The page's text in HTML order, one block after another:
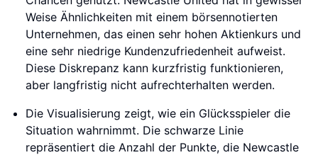
Weise Ähnlichkeiten mit einem börsennotierten
Unternehmen, das einen sehr hohen Aktienkurs und
eine sehr niedrige Kundenzufriedenheit aufweist.
Diese Diskrepanz kann kurzfristig funktionieren,
aber langfristig nicht aufrechterhalten werden.
Die Visualisierung zeigt, wie ein Glücksspieler die
Situation wahrnimmt. Die schwarze Linie
repräsentiert die Anzahl der Punkte, die Newcastle